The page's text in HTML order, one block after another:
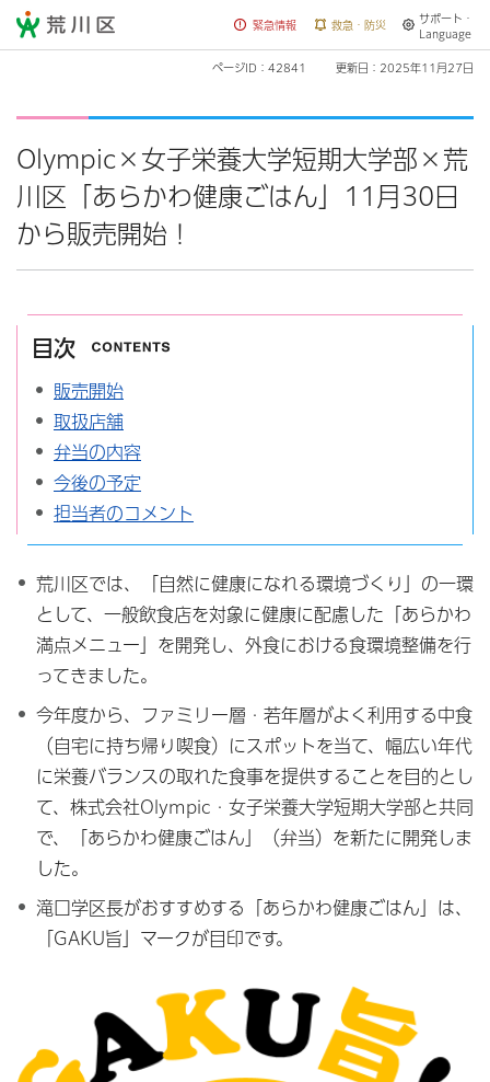
荒川区 緊急情報 救急・防災
サポート・
Language
ページID：42841 更新日：2025年11月27日
Olympic×女子栄養大学短期大学部×荒
川区「あらかわ健康ごはん」11月30日
から販売開始！
目次
販売開始
取扱店舗
弁当の内容
今後の予定
担当者のコメント
荒川区では、「自然に健康になれる環境づくり」の一環
として、一般飲食店を対象に健康に配慮した「あらかわ
満点メニュー」を開発し、外食における食環境整備を行
ってきました。
今年度から、ファミリー層・若年層がよく利用する中食
（自宅に持ち帰り喫食）にスポットを当て、幅広い年代
に栄養バランスの取れた食事を提供することを目的とし
て、株式会社Olympic・女子栄養大学短期大学部と共同
で、「あらかわ健康ごはん」（弁当）を新たに開発しま
した。
滝口学区長がおすすめする「あらかわ健康ごはん」は、
「GAKU旨」マークが目印です。